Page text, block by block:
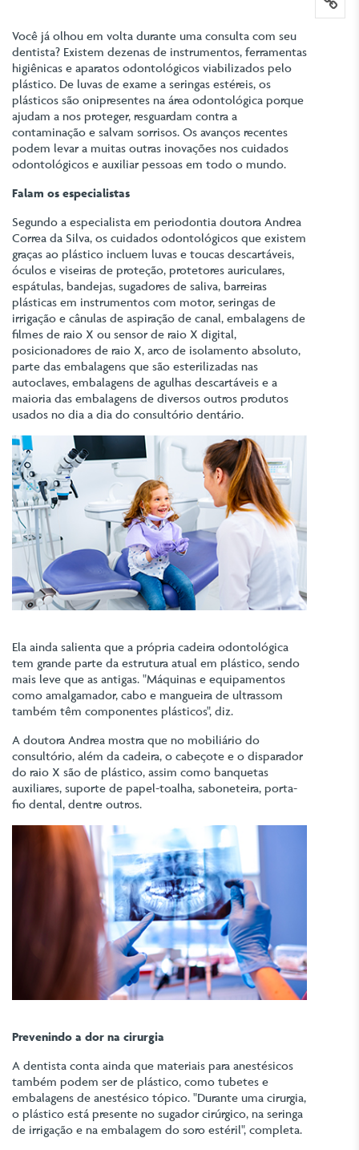
Você já olhou em volta durante uma consulta com seu
dentista? Existem dezenas de instrumentos, ferramentas
higiênicas e aparatos odontológicos viabilizados pelo
plástico. De luvas de exame a seringas estéreis, os
plásticos são onipresentes na área odontológica porque
ajudam a nos proteger, resguardam contra a
contaminação e salvam sorrisos. Os avanços recentes
podem levar a muitas outras inovações nos cuidados
odontológicos e auxiliar pessoas em todo o mundo.
Falam os especialistas
Segundo a especialista em periodontia doutora Andrea
Correa da Silva, os cuidados odontológicos que existem
graças ao plástico incluem luvas e toucas descartáveis,
óculos e viseiras de proteção, protetores auriculares,
espátulas, bandejas, sugadores de saliva, barreiras
plásticas em instrumentos com motor, seringas de
irrigação e cânulas de aspiração de canal, embalagens de
filmes de raio X ou sensor de raio X digital,
posicionadores de raio X, arco de isolamento absoluto,
parte das embalagens que são esterilizadas nas
autoclaves, embalagens de agulhas descartáveis e a
maioria das embalagens de diversos outros produtos
usados no dia a dia do consultório dentário.
Ela ainda salienta que a própria cadeira odontológica
tem grande parte da estrutura atual em plástico, sendo
mais leve que as antigas. "Máquinas e equipamentos
como amalgamador, cabo e mangueira de ultrassom
também têm componentes plásticos", diz.
A doutora Andrea mostra que no mobiliário do
consultório, além da cadeira, o cabeçote e o disparador
do raio X são de plástico, assim como banquetas
auxiliares, suporte de papel-toalha, saboneteira, porta-
fio dental, dentre outros.
Prevenindo a dor na cirurgia
A dentista conta ainda que materiais para anestésicos
também podem ser de plástico, como tubetes e
embalagens de anestésico tópico. "Durante uma cirurgia,
o plástico está presente no sugador cirúrgico, na seringa
de irrigação e na embalagem do soro estéril", completa.